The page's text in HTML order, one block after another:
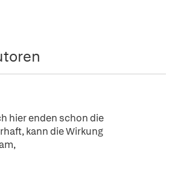
hier enden schon die
kann die Wirkung